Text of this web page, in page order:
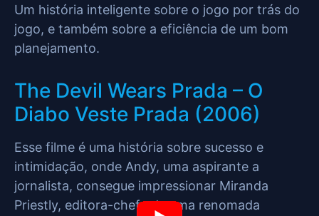
Um história inteligente sobre o jogo por trás do
jogo, e também sobre a eficiência de um bom
planejamento.
The Devil Wears Prada – O
Diabo Veste Prada (2006)
Esse filme é uma história sobre sucesso e
intimidação, onde Andy, uma aspirante a
jornalista, consegue impressionar Miranda
Priestly, editora-chefe de uma renomada